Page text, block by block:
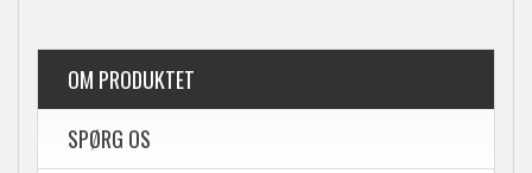
OM PRODUKTET
SPØRG OS